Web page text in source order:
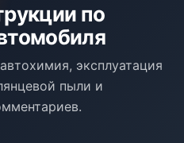
по
эксплуатация
пыли и